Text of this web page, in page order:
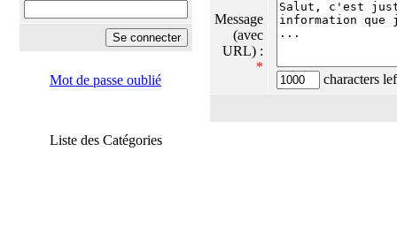
Mot de passe oublié
Liste des Catégories
Message
(avec
URL) :
*
characters